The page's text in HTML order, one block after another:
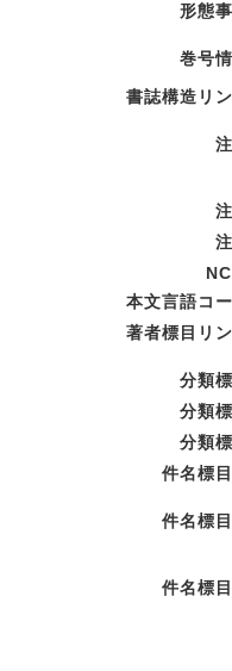
形態
巻号
書誌構造リ
本文言語コ
著者標目リ
分類
分類
分類
件名標
件名標
件名標